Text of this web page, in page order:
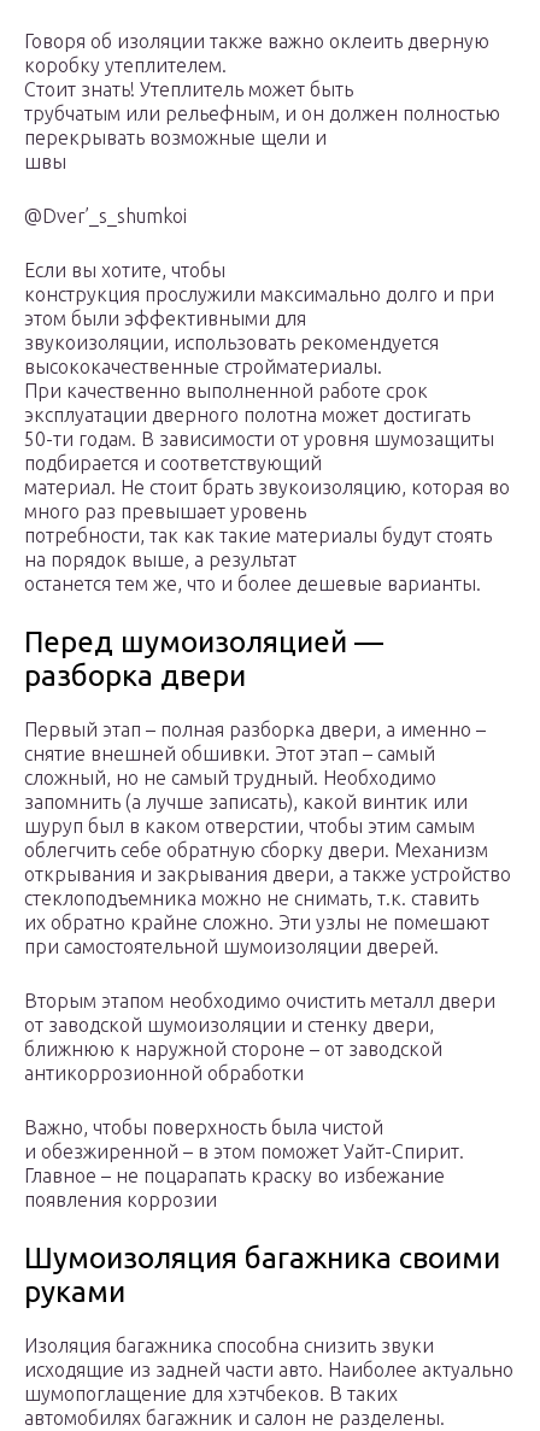
Говоря об изоляции также важно оклеить дверную
коробку утеплителем.
Стоит знать! Утеплитель может быть
трубчатым или рельефным, и он должен полностью
перекрывать возможные щели и
швы
@Dver’_s_shumkoi
Если вы хотите, чтобы
конструкция прослужили максимально долго и при
этом были эффективными для
звукоизоляции, использовать рекомендуется
высококачественные стройматериалы.
При качественно выполненной работе срок
эксплуатации дверного полотна может достигать
50-ти годам. В зависимости от уровня шумозащиты
подбирается и соответствующий
материал. Не стоит брать звукоизоляцию, которая во
много раз превышает уровень
потребности, так как такие материалы будут стоять
на порядок выше, а результат
останется тем же, что и более дешевые варианты.
Перед шумоизоляцией —
разборка двери
Первый этап – полная разборка двери, а именно –
снятие внешней обшивки. Этот этап – самый
сложный, но не самый трудный. Необходимо
запомнить (а лучше записать), какой винтик или
шуруп был в каком отверстии, чтобы этим самым
облегчить себе обратную сборку двери. Механизм
открывания и закрывания двери, а также устройство
стеклоподъемника можно не снимать, т.к. ставить
их обратно крайне сложно. Эти узлы не помешают
при самостоятельной шумоизоляции дверей.
Вторым этапом необходимо очистить металл двери
от заводской шумоизоляции и стенку двери,
ближнюю к наружной стороне – от заводской
антикоррозионной обработки
Важно, чтобы поверхность была чистой
и обезжиренной – в этом поможет Уайт-Спирит.
Главное – не поцарапать краску во избежание
появления коррозии
Шумоизоляция багажника своими
руками
Изоляция багажника способна снизить звуки
исходящие из задней части авто. Наиболее актуально
шумопоглащение для хэтчбеков. В таких
автомобилях багажник и салон не разделены.